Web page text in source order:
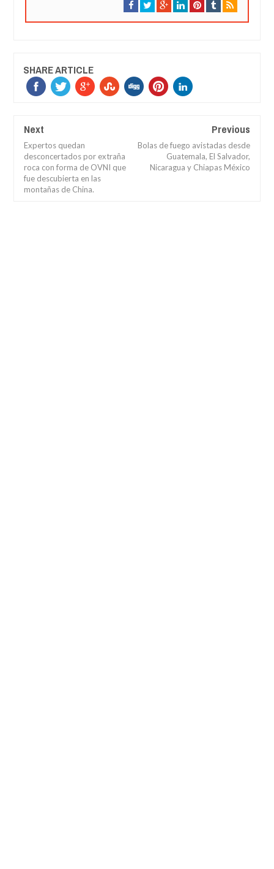
SHARE ARTICLE
Next
Expertos quedan
desconcertados por extraña
roca con forma de OVNI que
fue descubierta en las
montañas de China.
Previous
Bolas de fuego avistadas desde
Guatemala, El Salvador,
Nicaragua y Chiapas México